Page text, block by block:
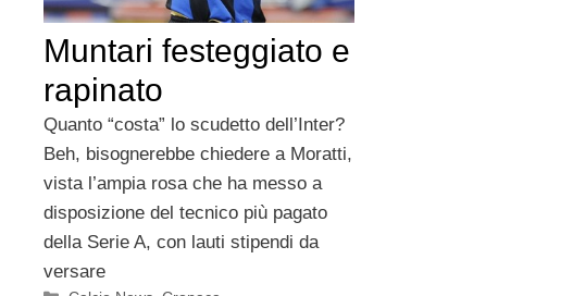
Muntari festeggiato e
rapinato
Quanto “costa” lo scudetto dell’Inter?
Beh, bisognerebbe chiedere a Moratti,
vista l’ampia rosa che ha messo a
disposizione del tecnico più pagato
della Serie A, con lauti stipendi da
versare